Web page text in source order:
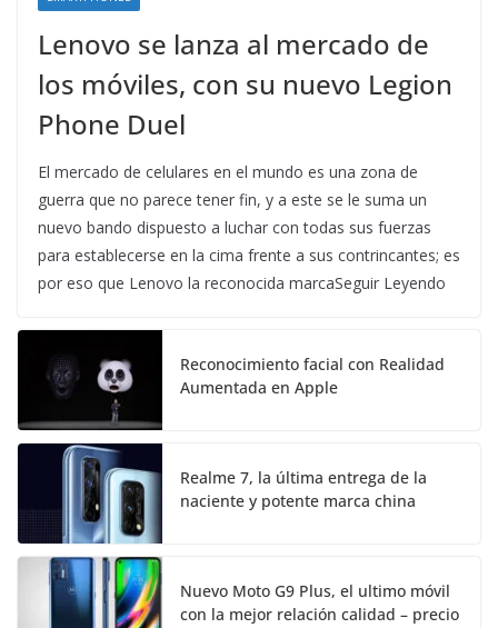
Lenovo se lanza al mercado de
los móviles, con su nuevo Legion
Phone Duel
El mercado de celulares en el mundo es una zona de
guerra que no parece tener fin, y a este se le suma un
nuevo bando dispuesto a luchar con todas sus fuerzas
para establecerse en la cima frente a sus contrincantes; es
por eso que Lenovo la reconocida marcaSeguir Leyendo
Reconocimiento facial con Realidad
Aumentada en Apple
Realme 7, la última entrega de la
naciente y potente marca china
Nuevo Moto G9 Plus, el ultimo móvil
con la mejor relación calidad – precio